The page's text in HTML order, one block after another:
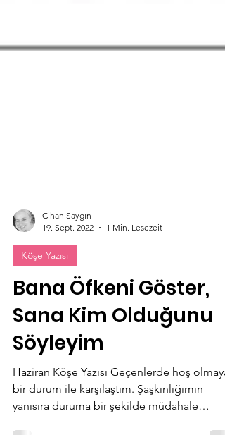
Cihan Saygın
19. Sept. 2022
1 Min. Lesezeit
Köşe Yazısı
Bana Öfkeni Göster,
Sana Kim Olduğunu
Söyleyim